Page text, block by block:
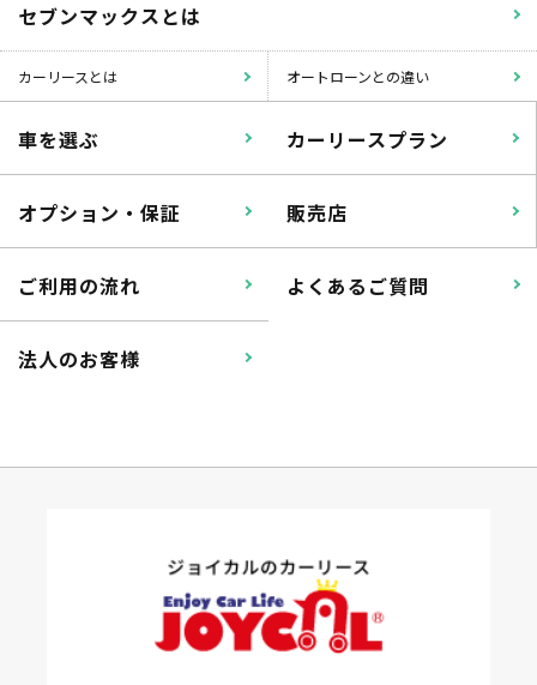
セブンマックスとは
カーリースとは オートローンとの違い
車を選ぶ カーリースプラン
オプション・保証 販売店
ご利用の流れ よくあるご質問
法人のお客様